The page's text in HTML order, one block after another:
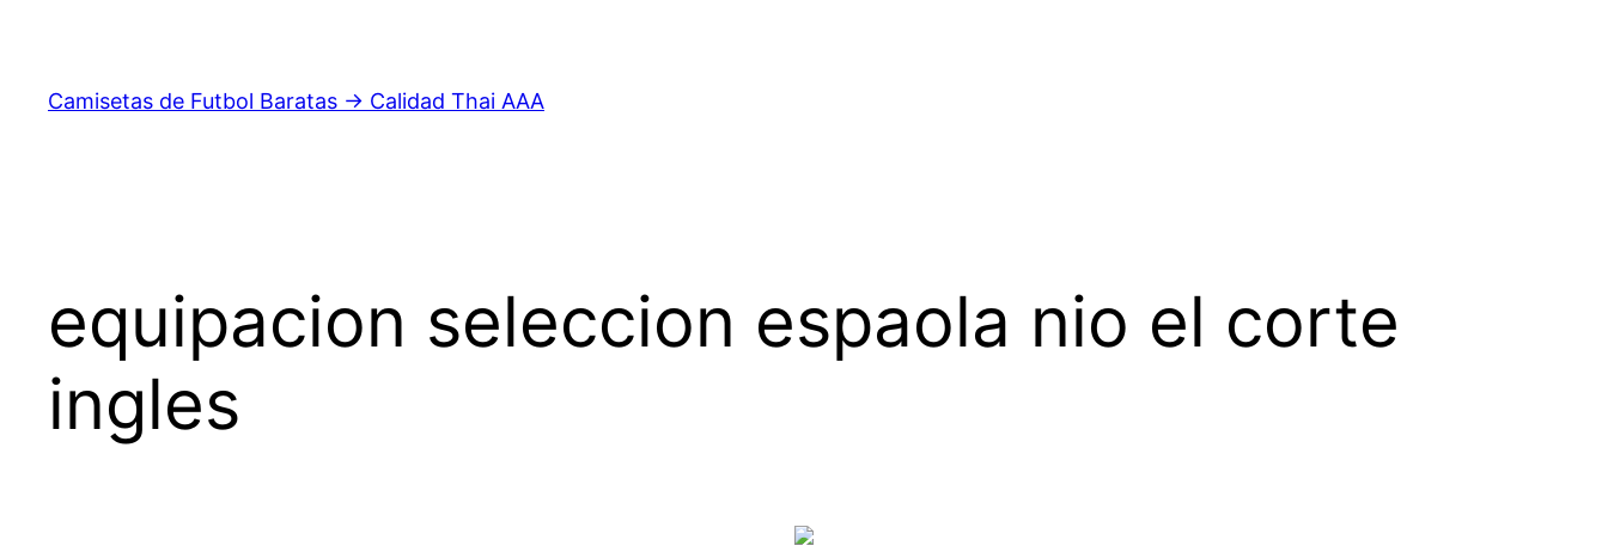
contenido
Camisetas de Futbol Baratas → Calidad Thai AAA
equipacion seleccion espaola nio el corte
ingles